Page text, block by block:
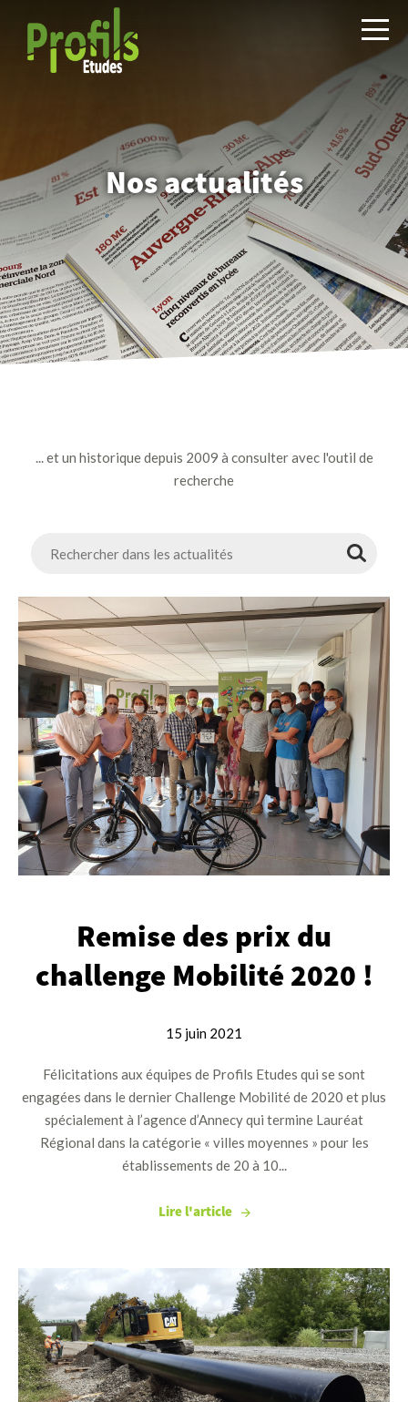
Nos actualités
... et un historique depuis 2009 à consulter avec l'outil de
recherche
Remise des prix du
challenge Mobilité 2020 !
15 juin 2021
Félicitations aux équipes de Profils Etudes qui se sont
engagées dans le dernier Challenge Mobilité de 2020 et plus
spécialement à l’agence d’Annecy qui termine Lauréat
Régional dans la catégorie « villes moyennes » pour les
établissements de 20 à 10...
Lire l'article